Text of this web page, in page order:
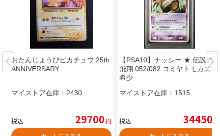
おたんじょうびピカチュウ 25th
ANNIVERSARY
マイストア在庫： 2430
税込 29700円
【PSA10】ナッシー ★ 伝説の
飛翔 052/082 コミヤトモカズ
希少
マイストア在庫： 1515
税込 34450